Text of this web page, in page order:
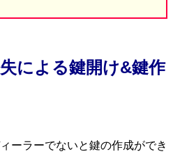
による鍵開け&鍵作
ーラーでないと鍵の作成ができ